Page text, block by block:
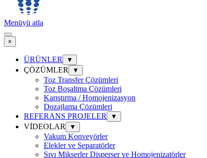
Menüyü atla
×
ÜRÜNLER ▼
ÇÖZÜMLER ▼
Toz Transfer Çözümleri
Toz Boşaltma Çözümleri
Karıştırma / Homojenizasyon
Dozajlama Çözümleri
REFERANS PROJELER
▼
VİDEOLAR ▼
Vakum Konveyörler
Elekler ve Separatörler
Sıvı Mikserler Disperser ve Homojenizatörler